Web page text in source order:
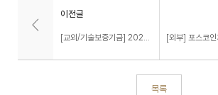
이전글
[교외/기술보증기금] 2025 기보 제8기 청년기술평가 체험단 모집
목록